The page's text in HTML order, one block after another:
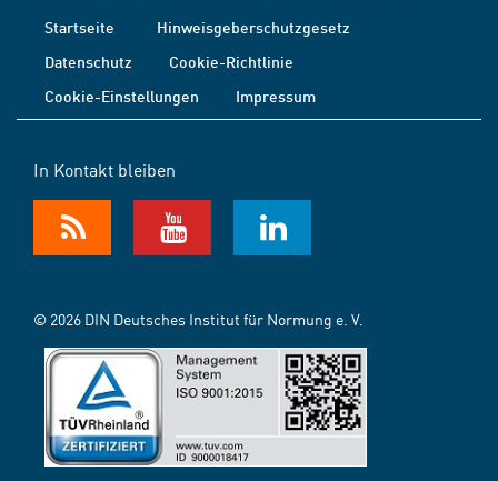
Startseite
Hinweisgeberschutzgesetz
Datenschutz
Cookie-Richtlinie
Cookie-Einstellungen
Impressum
In Kontakt bleiben
© 2026 DIN Deutsches Institut für Normung e. V.